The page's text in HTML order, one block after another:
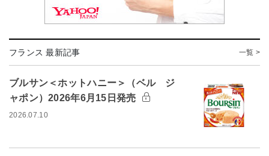
フランス 最新記事 一覧 >
ブルサン＜ホットハニー＞（ベル ジ
ャポン）2026年6月15日発売
2026.07.10